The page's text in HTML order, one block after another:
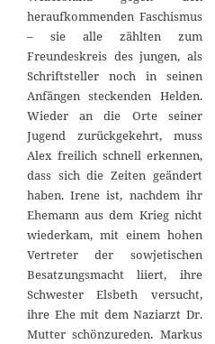
heraufkommenden Faschismus
– sie alle zählten zum
Freundeskreis des jungen, als
Schriftsteller noch in seinen
Anfängen steckenden Helden.
Wieder an die Orte seiner
Jugend zurückgekehrt, muss
Alex freilich schnell erkennen,
dass sich die Zeiten geändert
haben. Irene ist, nachdem ihr
Ehemann aus dem Krieg nicht
wiederkam, mit einem hohen
Vertreter der sowjetischen
Besatzungsmacht liiert, ihre
Schwester Elsbeth versucht,
ihre Ehe mit dem Naziarzt Dr.
Mutter schönzureden. Markus